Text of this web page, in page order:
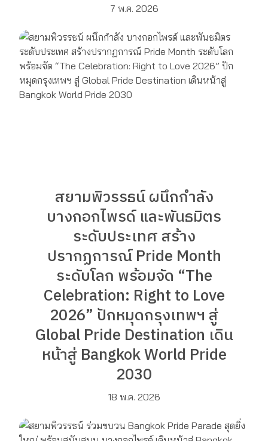
7 พ.ค. 2026
สยามพิวรรธน์ ผนึกกำลัง
บางกอกไพรด์ และพันธมิตร
ระดับประเทศ สร้าง
ปรากฏการณ์ Pride Month
ระดับโลก พร้อมจัด “The
Celebration: Right to Love
2026” ปักหมุดกรุงเทพฯ สู่
Global Pride Destination เดิน
หน้าสู่ Bangkok World Pride
2030
18 พ.ค. 2026